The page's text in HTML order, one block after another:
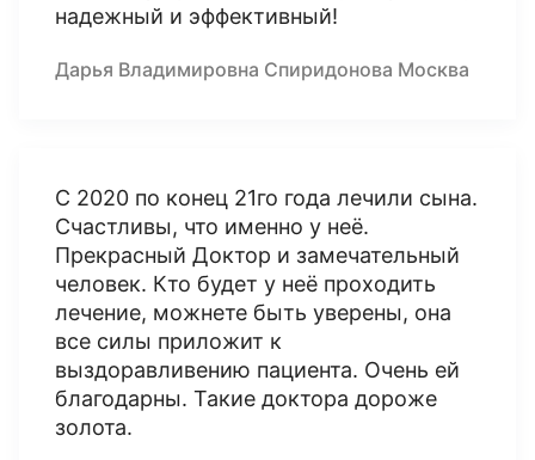
надежный и эффективный!
Дарья Владимировна Спиридонова Москва
С 2020 по конец 21го года лечили сына.
Счастливы, что именно у неё.
Прекрасный Доктор и замечательный
человек. Кто будет у неё проходить
лечение, можнете быть уверены, она
все силы приложит к
выздоравливению пациента. Очень ей
благодарны. Такие доктора дороже
золота.